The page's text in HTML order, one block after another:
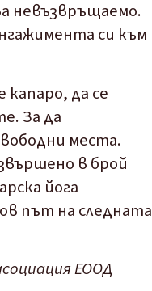
невъзвръщаемо.
си към
да се
. За да
места.
в брой
йога
път на следната
ЕООД